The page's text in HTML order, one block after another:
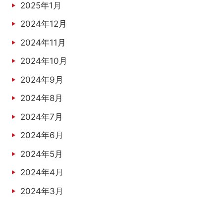
2025年1月
2024年12月
2024年11月
2024年10月
2024年9月
2024年8月
2024年7月
2024年6月
2024年5月
2024年4月
2024年3月